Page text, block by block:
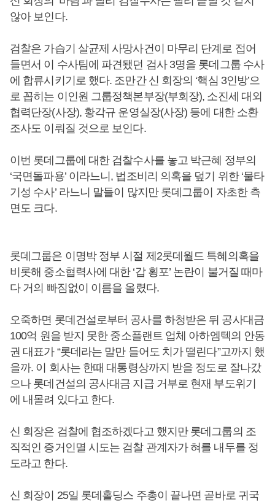
않아 보인다.
검찰은 가습기 살균제 사망사건이 마무리 단계로 접어
들면서 이 수사팀에 파견됐던 검사 3명을 롯데그룹 수사
에 합류시키기로 했다. 조만간 신 회장의 ‘핵심 3인방’으
로 꼽히는 이인원 그룹정책본부장(부회장), 소진세 대외
협력단장(사장), 황각규 운영실장(사장) 등에 대한 소환
조사도 이뤄질 것으로 보인다.
이번 롯데그룹에 대한 검찰수사를 놓고 박근혜 정부의
‘국면돌파용’ 이라느니, 법조비리 의혹을 덮기 위한 ‘물타
기성 수사’ 라느니 말들이 많지만 롯데그룹이 자초한 측
면도 크다.
롯데그룹은 이명박 정부 시절 제2롯데월드 특혜의혹을
비롯해 중소협력사에 대한 ‘갑 횡포’ 논란이 불거질 때마
다 거의 빠짐없이 이름을 올렸다.
오죽하면 롯데건설로부터 공사를 하청받은 뒤 공사대금
100억 원을 받지 못한 중소플랜트 업체 아하엠텍의 안동
권 대표가 “롯데라는 말만 들어도 치가 떨린다”고까지 했
을까. 이 회사는 한때 대통령상까지 받을 정도로 잘나갔
으나 롯데건설의 공사대금 지급 거부로 현재 부도위기
에 내몰려 있다고 한다.
신 회장은 검찰에 협조하겠다고 했지만 롯데그룹의 조
직적인 증거인멸 시도는 검찰 관계자가 혀를 내두를 정
도라고 한다.
신 회장이 25일 롯데홀딩스 주총이 끝나면 곧바로 귀국